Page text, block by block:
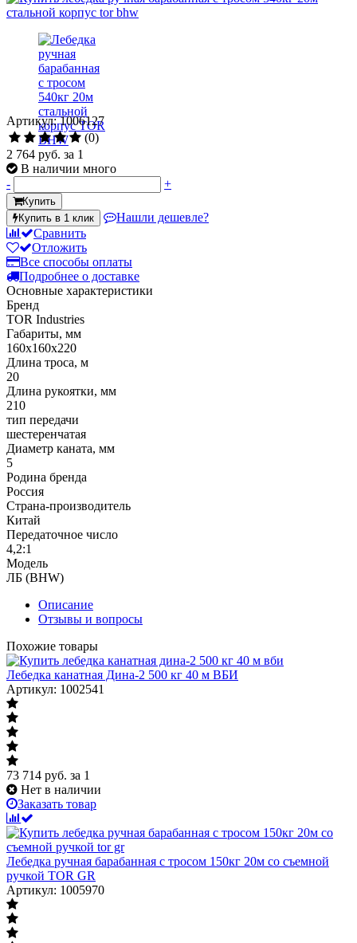
Артикул: 1006127
(0)
2 764 руб. за 1
В наличии много
-
+
Купить
Купить в 1 клик
Нашли дешевле?
Сравнить
Отложить
Все способы оплаты
Подробнее о доставке
Основные характеристики
Бренд
TOR Industries
Габариты, мм
160х160х220
Длина троса, м
20
Длина рукоятки, мм
210
тип передачи
шестеренчатая
Диаметр каната, мм
5
Родина бренда
Россия
Страна-производитель
Китай
Передаточное число
4,2:1
Модель
ЛБ (BHW)
Описание
Отзывы и вопросы
Похожие товары
Лебедка канатная Дина-2 500 кг 40 м ВБИ
Артикул: 1002541
73 714 руб. за 1
Нет в наличии
Заказать товар
Лебедка ручная барабанная с тросом 150кг 20м со съемной
ручкой TOR GR
Артикул: 1005970